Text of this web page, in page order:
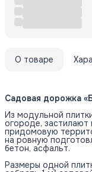
О товаре
Садовая дорожка
Из модульной
огороде, застилают
придомовую
на ровную
бетон, асфальт.
Размеры одной